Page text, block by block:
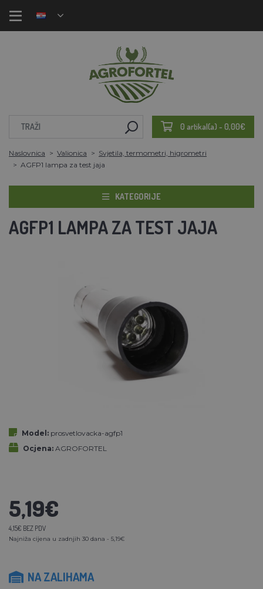
0 artikal(a) - 0,00€
Naslovnica Valionica
Svjetila, termometri, higrometri
AGFP1 lampa za test jaja
KATEGORIJE
AGFP1 LAMPA ZA TEST JAJA
Model: prosvetlovacka-agfp1
Ocjena: AGROFORTEL
5,19€
4,15€ BEZ PDV
Najniža cijena u zadnjih 30 dana - 5,19€
NA ZALIHAMA